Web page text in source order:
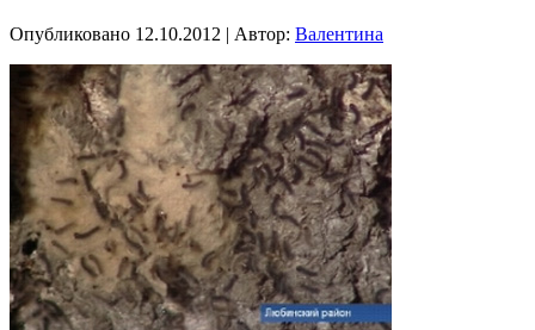
Опубликовано 12.10.2012 | Автор: Валентина